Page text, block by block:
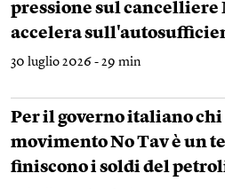
pressione sul cancelliere
accelera
30 luglio 2026 - 29 min
Per il governo italiano
movimento No Tav è un
finiscono i soldi del